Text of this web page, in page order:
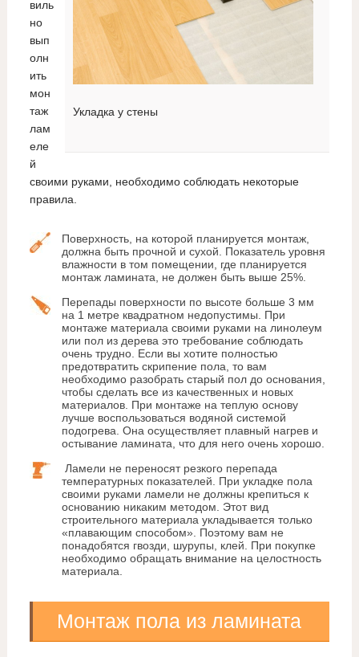
Укладка у стены
виль
но
вып
олн
ить
мон
таж
лам
еле
й
своими руками, необходимо соблюдать некоторые
правила.
Поверхность, на которой планируется монтаж,
должна быть прочной и сухой. Показатель уровня
влажности в том помещении, где планируется
монтаж ламината, не должен быть выше 25%.
Перепады поверхности по высоте больше 3 мм
на 1 метре квадратном недопустимы. При
монтаже материала своими руками на линолеум
или пол из дерева это требование соблюдать
очень трудно. Если вы хотите полностью
предотвратить скрипение пола, то вам
необходимо разобрать старый пол до основания,
чтобы сделать все из качественных и новых
материалов. При монтаже на теплую основу
лучше воспользоваться водяной системой
подогрева. Она осуществляет плавный нагрев и
остывание ламината, что для него очень хорошо.
Ламели не переносят резкого перепада
температурных показателей. При укладке пола
своими руками ламели не должны крепиться к
основанию никаким методом. Этот вид
строительного материала укладывается только
«плавающим способом». Поэтому вам не
понадобятся гвозди, шурупы, клей. При покупке
необходимо обращать внимание на целостность
материала.
Монтаж пола из ламината